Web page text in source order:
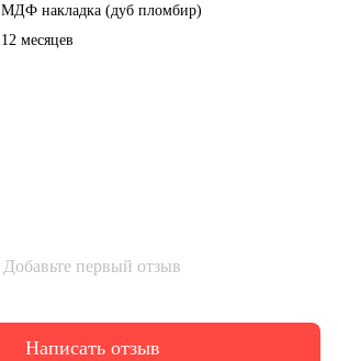
МДФ накладка (дуб пломбир)
12 месяцев
Добавьте первый отзыв
Написать отзыв